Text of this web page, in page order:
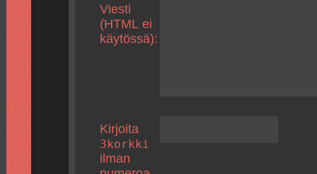
Viesti
(HTML ei
käytössä):
Kirjoita
3korkki
ilman